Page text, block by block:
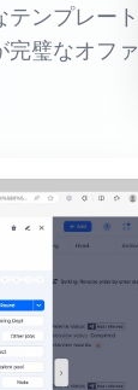
ンプレート
完璧なオファ